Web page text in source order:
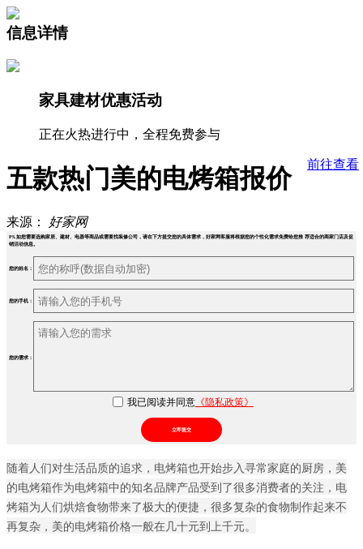
信息详情
家具建材优惠活动
正在火热进行中，全程免费参与
前往查看
五款热门美的电烤箱报价
来源： 好家网
PS.如您需要选购家居、建材、电器等商品或需要找装修公司，请在下方提交您的具体需求，好家网客服将根据您的个性化需求免费给您推 荐适合的商家门店及促
销活动信息。
您的姓名：
您的手机：
您的需求：
我已阅读并同意《隐私政策》
立即提交
随着人们对生活品质的追求，电烤箱也开始步入寻常家庭的厨房，美
的电烤箱作为电烤箱中的知名品牌产品受到了很多消费者的关注，电
烤箱为人们烘焙食物带来了极大的便捷，很多复杂的食物制作起来不
再复杂，美的电烤箱价格一般在几十元到上千元。